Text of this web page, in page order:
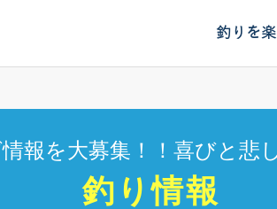
釣りを
報を大募集！！喜びと悲
釣り情報